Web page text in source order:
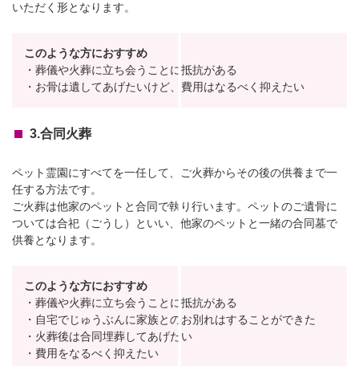
いただく形となります。
このような方におすすめ
・葬儀や火葬に立ち会うことに抵抗がある
・お骨は遺してあげたいけど、費用はなるべく抑えたい
3.合同火葬
ペット霊園にすべてを一任して、ご火葬からその後の供養まで一
任する方法です。
ご火葬は他家のペットと合同で執り行います。ペットのご遺骨に
ついては合祀（ごうし）といい、他家のペットと一緒の合同墓で
供養となります。
このような方におすすめ
・葬儀や火葬に立ち会うことに抵抗がある
・自宅でじゅうぶんに家族とのお別れはすることができた
・火葬後は合同埋葬してあげたい
・費用をなるべく抑えたい